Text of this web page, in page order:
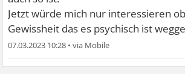
Jetzt würde mich nur interessieren
Gewissheit das es psychisch ist
07.03.2023 10:28 •